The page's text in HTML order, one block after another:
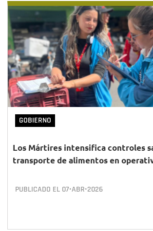
GOBIERNO
Los Mártires intensifica controles
transporte de alimentos en
PUBLICADO EL 07•ABR•2026